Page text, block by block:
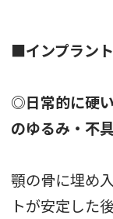
■インプラン
◎日常的に硬
のゆるみ・不
顎の骨に埋め
トが安定した